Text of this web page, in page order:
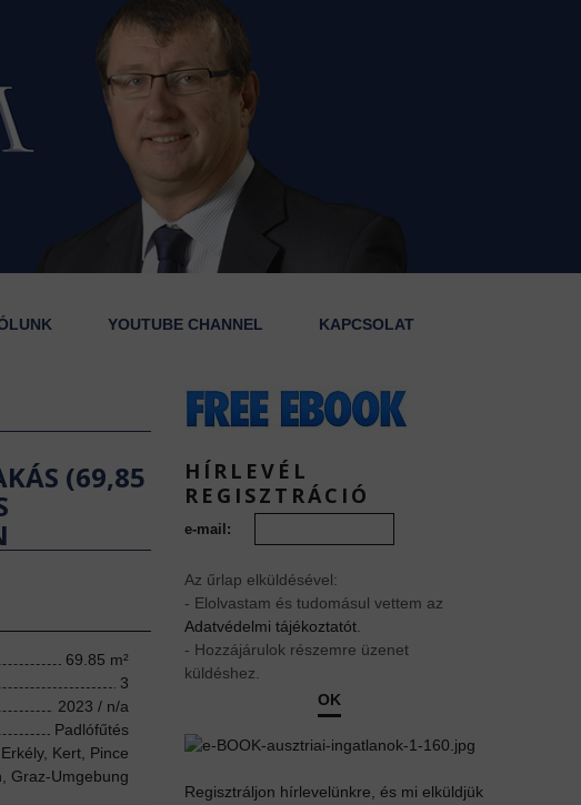
YOUTUBE CHANNEL KAPCSOLAT
(69,85
69.85 m²
3
2023 / n/a
Padlófűtés
Erkély, Kert, Pince
Graz-Umgebung
HÍRLEVÉL
REGISZTRÁCIÓ
e-mail:
Az űrlap elküldésével:
- Elolvastam és tudomásul vettem az
Adatvédelmi tájékoztatót
- Hozzájárulok részemre üzenet
küldéshez.
OK
Regisztráljon hírlevelünkre, és mi elküldjük